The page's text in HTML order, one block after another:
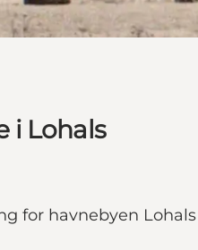
i Lohals
for havnebyen Lohals